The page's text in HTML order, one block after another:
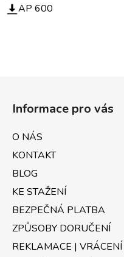
AP 600
Informace pro vás
O NÁS
KONTAKT
BLOG
KE STAŽENÍ
BEZPEČNÁ PLATBA
ZPŮSOBY DORUČENÍ
REKLAMACE |